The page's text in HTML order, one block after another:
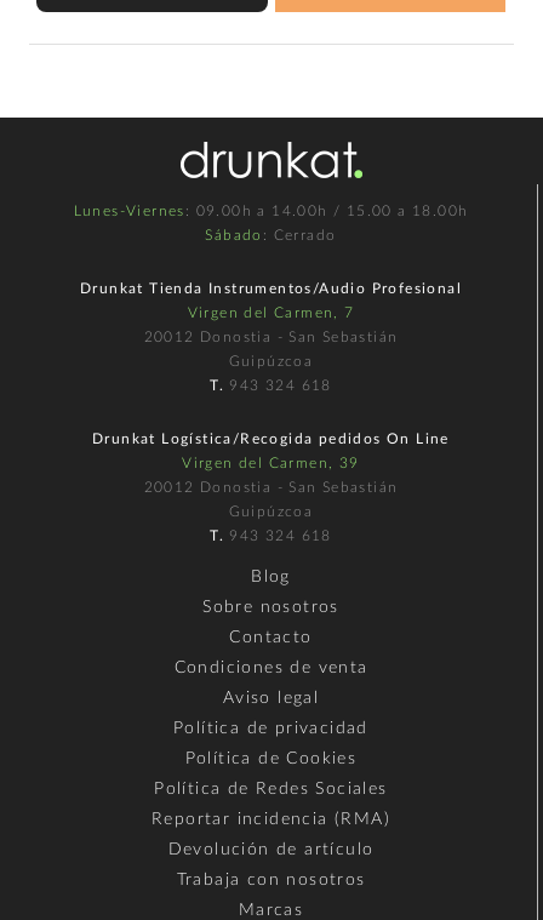
Lunes-Viernes : 09.00h a 14.00h / 15.00 a 18.00h
Sábado : Cerrado
Drunkat Tienda Instrumentos/Audio Profesional
Virgen del Carmen, 7
20012 Donostia - San Sebastián
Guipúzcoa
T. 943 324 618
Drunkat Logística/Recogida pedidos On Line
Virgen del Carmen, 39
20012 Donostia - San Sebastián
Guipúzcoa
T. 943 324 618
Blog
Sobre nosotros
Contacto
Condiciones de venta
Aviso legal
Política de privacidad
Política de Cookies
Política de Redes Sociales
Reportar incidencia (RMA)
Devolución de artículo
Trabaja con nosotros
Marcas